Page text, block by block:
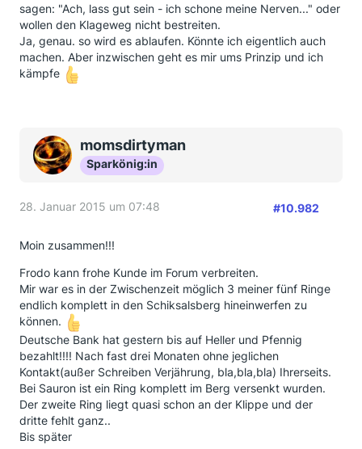
sagen: "Ach, lass gut sein - ich schone meine Nerven..." oder
wollen den Klageweg nicht bestreiten.
Ja, genau. so wird es ablaufen. Könnte ich eigentlich auch
machen. Aber inzwischen geht es mir ums Prinzip und ich
kämpfe
momsdirtyman
Sparkönig:in
28. Januar 2015 um 07:48 #10.982
Moin zusammen!!!
Frodo kann frohe Kunde im Forum verbreiten.
Mir war es in der Zwischenzeit möglich 3 meiner fünf Ringe
endlich komplett in den Schiksalsberg hineinwerfen zu
können.
Deutsche Bank hat gestern bis auf Heller und Pfennig
bezahlt!!!! Nach fast drei Monaten ohne jeglichen
Kontakt(außer Schreiben Verjährung, bla,bla,bla) Ihrerseits.
Bei Sauron ist ein Ring komplett im Berg versenkt wurden.
Der zweite Ring liegt quasi schon an der Klippe und der
dritte fehlt ganz..
Bis später